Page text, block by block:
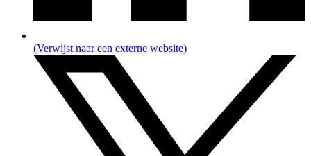
(Verwijst naar een externe website)